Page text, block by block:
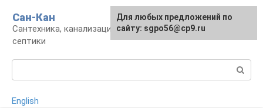
контенту
Сан-Кан
Сантехника, канализация, водопровод,
септики
English
Для любых предложений по
сайту: sgpo56@cp9.ru